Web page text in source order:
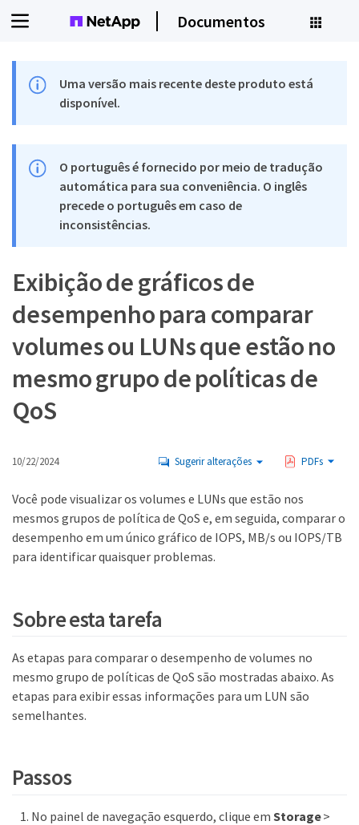
Documentos
Uma versão mais recente deste produto está
disponível.
O português é fornecido por meio de tradução
automática para sua conveniência. O inglês
precede o português em caso de
inconsistências.
Exibição de gráficos de
desempenho para comparar
volumes ou LUNs que estão no
mesmo grupo de políticas de
QoS
10/22/2024 Sugerir alterações PDFs
Você pode visualizar os volumes e LUNs que estão nos
mesmos grupos de política de QoS e, em seguida, comparar o
desempenho em um único gráfico de IOPS, MB/s ou IOPS/TB
para identificar quaisquer problemas.
Sobre esta tarefa
As etapas para comparar o desempenho de volumes no
mesmo grupo de políticas de QoS são mostradas abaixo. As
etapas para exibir essas informações para um LUN são
semelhantes.
Passos
No painel de navegação esquerdo, clique em Storage>